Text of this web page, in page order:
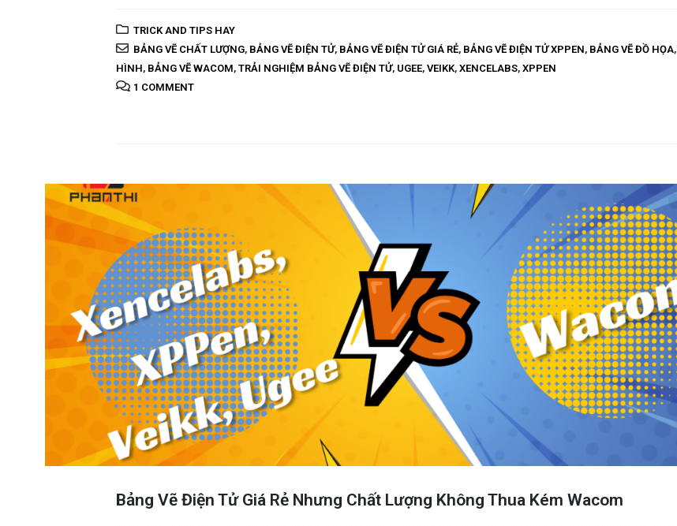
TRICK AND TIPS HAY
BẢNG VẼ CHẤT LƯỢNG, BẢNG VẼ ĐIỆN TỬ, BẢNG VẼ ĐIỆN TỬ GIÁ RẺ, BẢNG VẼ ĐIỆN TỬ XPPEN, BẢNG VẼ ĐỒ HỌA,
HÌNH, BẢNG VẼ WACOM,TRẢI NGHIỆM BẢNG VẼ ĐIỆN TỬ, UGEE,VEIKK,XENCELABS,XPPEN
1 COMMENT
Bảng Vẽ Điện Tử Giá Rẻ Nhưng Chất Lượng Không Thua Kém Wacom